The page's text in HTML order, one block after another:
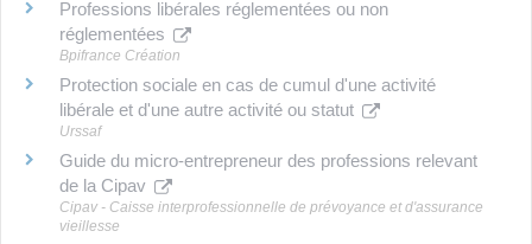
Professions libérales réglementées ou non
réglementées
Bpifrance Création
Protection sociale en cas de cumul d'une activité
libérale et d'une autre activité ou statut
Urssaf
Guide du micro-entrepreneur des professions relevant
de la Cipav
Cipav - Caisse interprofessionnelle de prévoyance et d'assurance
vieillesse